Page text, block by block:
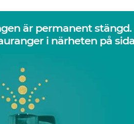
är permanent stängd.
i närheten på